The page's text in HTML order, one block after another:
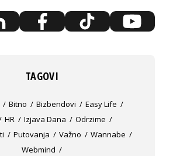
TAGOVI
Bitno Bizbendovi
Easy Life
HR Izjava Dana
Odrzime
Putovanja Važno
Wannabe
Webmind